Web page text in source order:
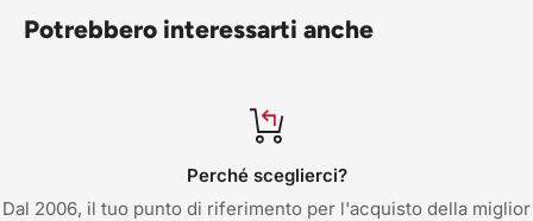
Potrebbero interessarti anche
Perché sceglierci?
Dal 2006, il tuo punto di riferimento per l'acquisto della miglior